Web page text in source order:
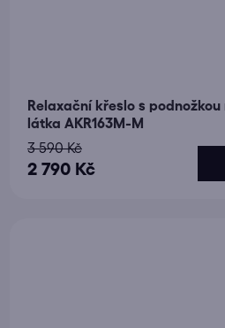
Relaxační křeslo s
látka AKR163M-M
2 790 Kč
3 590 Kč